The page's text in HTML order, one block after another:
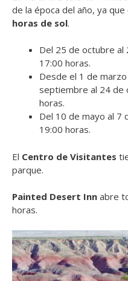
de la época del año, ya que
horas de sol.
Del 25 de octubre
17:00 horas.
Desde el 1 de
septiembre al 24 de
horas.
Del 10 de mayo al 7
19:00 horas.
El Centro de Visitantes
parque.
Painted Desert Inn abre
horas.